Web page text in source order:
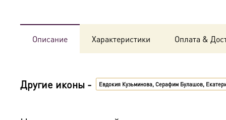
Описание Характеристики Оплата &
Другие иконы - Евдокия Кузьминова, Серафим Булашов,